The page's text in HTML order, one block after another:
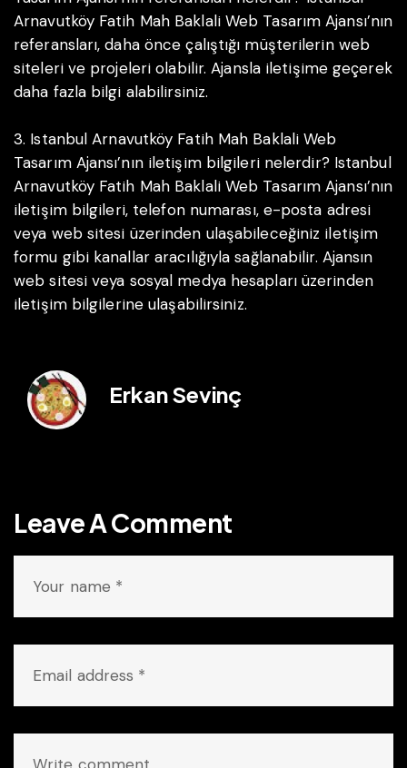
Arnavutköy Fatih Mah Baklali Web Tasarım Ajansı’nın
referansları, daha önce çalıştığı müşterilerin web
siteleri ve projeleri olabilir. Ajansla iletişime geçerek
daha fazla bilgi alabilirsiniz.
3. Istanbul Arnavutköy Fatih Mah Baklali Web
Tasarım Ajansı’nın iletişim bilgileri nelerdir?Istanbul
Arnavutköy Fatih Mah Baklali Web Tasarım Ajansı’nın
iletişim bilgileri, telefon numarası, e-posta adresi
veya web sitesi üzerinden ulaşabileceğiniz iletişim
formu gibi kanallar aracılığıyla sağlanabilir. Ajansın
web sitesi veya sosyal medya hesapları üzerinden
iletişim bilgilerine ulaşabilirsiniz.
Erkan Sevinç
Leave A Comment